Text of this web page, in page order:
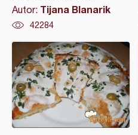
Autor: Tijana Blanarik
42284